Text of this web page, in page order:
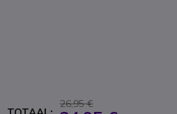
26,95 €